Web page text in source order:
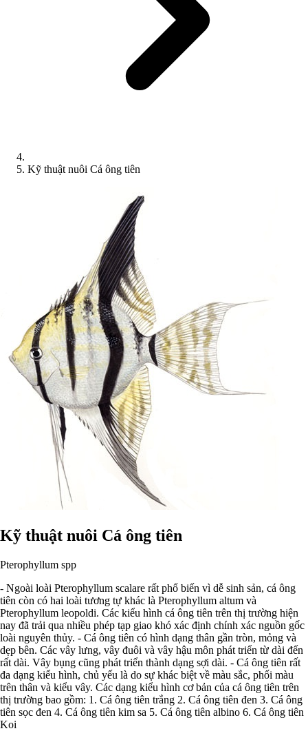
Kỹ thuật nuôi Cá ông tiên
Kỹ thuật nuôi Cá ông tiên
Pterophyllum spp
- Ngoài loài Pterophyllum scalare rất phổ biến vì dễ sinh sản, cá ông
tiên còn có hai loài tương tự khác là Pterophyllum altum và
Pterophyllum leopoldi. Các kiểu hình cá ông tiên trên thị trường hiện
nay đã trải qua nhiều phép tạp giao khó xác định chính xác nguồn gốc
loài nguyên thủy. - Cá ông tiên có hình dạng thân gần tròn, mỏng và
dẹp bên. Các vây lưng, vây đuôi và vây hậu môn phát triển từ dài đến
rất dài. Vây bụng cũng phát triển thành dạng sợi dài. - Cá ông tiên rất
đa dạng kiểu hình, chủ yếu là do sự khác biệt về màu sắc, phối màu
trên thân và kiểu vây. Các dạng kiểu hình cơ bản của cá ông tiên trên
thị trường bao gồm: 1. Cá ông tiên trắng 2. Cá ông tiên đen 3. Cá ông
tiên sọc đen 4. Cá ông tiên kim sa 5. Cá ông tiên albino 6. Cá ông tiên
Koi